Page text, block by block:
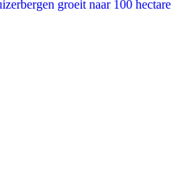
groeit naar 100 hectare